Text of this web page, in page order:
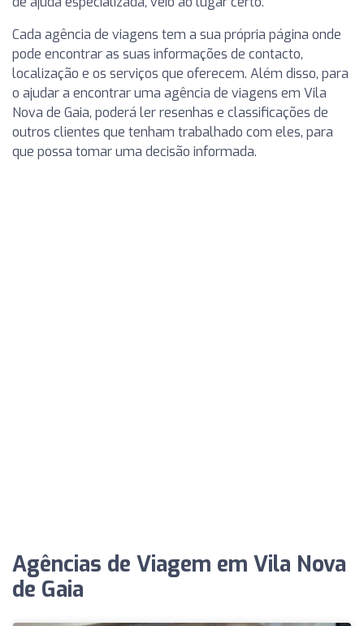
Cada agência de viagens tem a sua própria página onde
pode encontrar as suas informações de contacto,
localização e os serviços que oferecem. Além disso, para
o ajudar a encontrar uma agência de viagens em Vila
Nova de Gaia, poderá ler resenhas e classificações de
outros clientes que tenham trabalhado com eles, para
que possa tomar uma decisão informada.
Agências de Viagem em Vila Nova
de Gaia